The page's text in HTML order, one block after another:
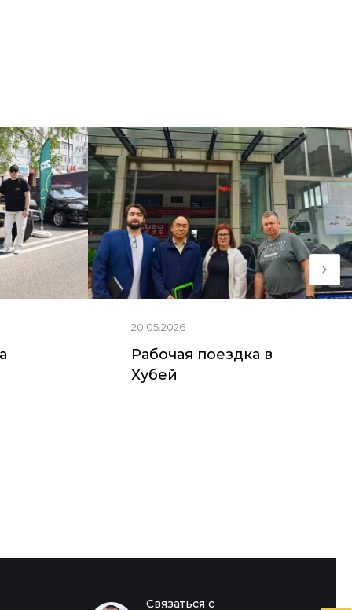
20.05.2026
Рабочая поездка в
Хубей
Связаться с
Пригородный)